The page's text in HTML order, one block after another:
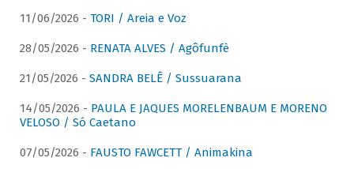
11/06/2026 - TORI / Areia e Voz
28/05/2026 - RENATA ALVES / Agôfunfè
21/05/2026 - SANDRA BELÊ / Sussuarana
14/05/2026 - PAULA E JAQUES MORELENBAUM E MORENO
VELOSO / Só Caetano
07/05/2026 - FAUSTO FAWCETT / Animakina